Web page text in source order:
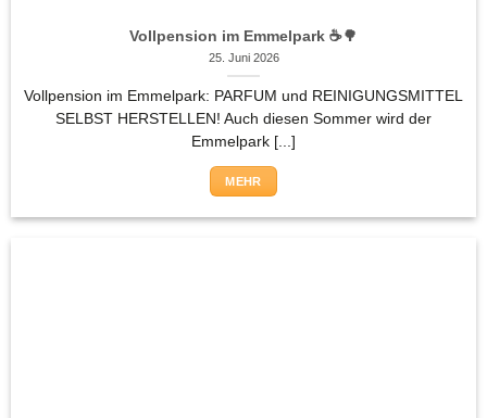
Vollpension im Emmelpark ☕🌳
25. Juni 2026
Vollpension im Emmelpark: PARFUM und REINIGUNGSMITTEL
SELBST HERSTELLEN! Auch diesen Sommer wird der
Emmelpark [...]
MEHR